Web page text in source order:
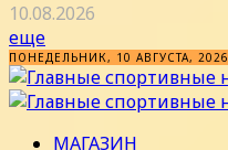
10.08.2026
еще
ПОНЕДЕЛЬНИК, 10 АВГУСТА, 2026
МАГАЗИН